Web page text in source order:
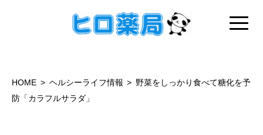
HOME ヘルシーライフ情報
野菜をしっかり食べて糖化を予
防「カラフルサラダ」